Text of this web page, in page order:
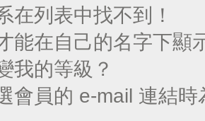
在列表中找不到！
能在自己的名字下顯
我的等級？
會員的 e-mail 連結